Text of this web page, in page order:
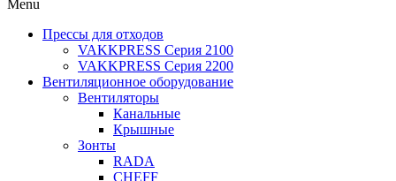
Menu
Прессы для отходов
VAKKPRESS Серия 2100
VAKKPRESS Серия 2200
Вентиляционное оборудование
Вентиляторы
Канальные
Крышные
Зонты
RADA
CHEFF